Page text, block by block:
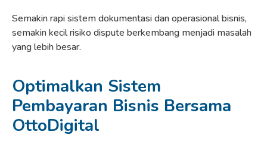
Semakin rapi sistem dokumentasi dan operasional bisnis,
semakin kecil risiko dispute berkembang menjadi masalah
yang lebih besar.
Optimalkan Sistem
Pembayaran Bisnis Bersama
OttoDigital